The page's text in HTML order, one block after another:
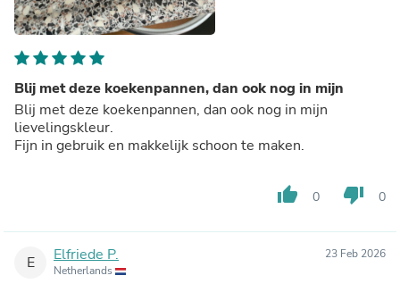
Blij met deze koekenpannen, dan ook nog in mijn
Blij met deze koekenpannen, dan ook nog in mijn
lievelingskleur.
Fijn in gebruik en makkelijk schoon te maken.
thumb_up 0 thumb_down 0
E Elfriede P.
Netherlands
23 Feb 2026